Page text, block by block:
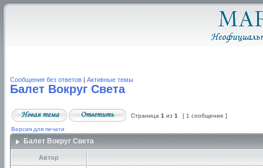
Сообщения без ответов | Активные темы
Балет Вокруг Света
Страница 1 из 1 [ 1 сообщение ]
Версия для печати
Балет Вокруг Света
Автор